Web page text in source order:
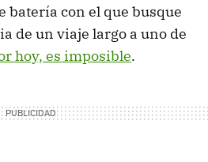
batería con el que busque
de un viaje largo a uno de
hoy, es imposible.